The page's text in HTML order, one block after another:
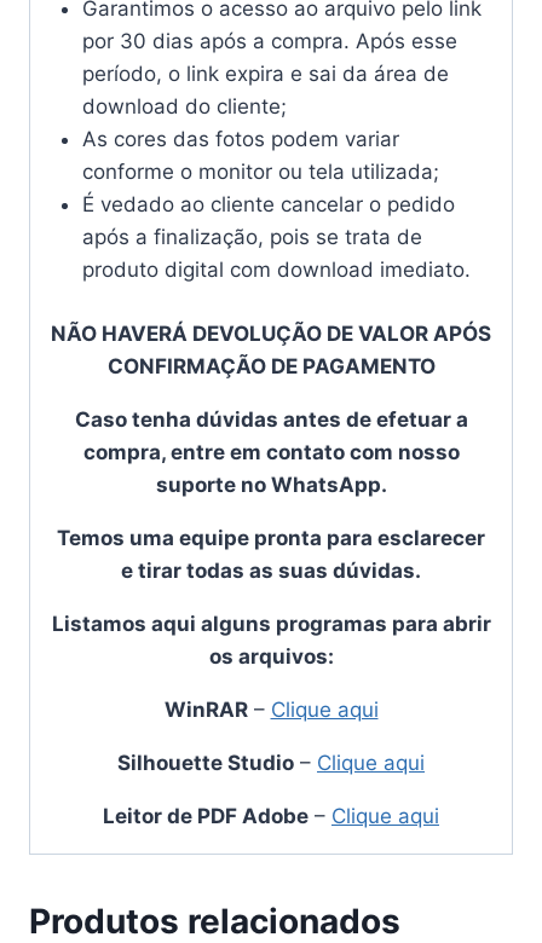
Garantimos o acesso ao arquivo pelo link
por 30 dias após a compra. Após esse
período, o link expira e sai da área de
download do cliente;
As cores das fotos podem variar
conforme o monitor ou tela utilizada;
É vedado ao cliente cancelar o pedido
após a finalização, pois se trata de
produto digital com download imediato.
NÃO HAVERÁ DEVOLUÇÃO DE VALOR APÓS
CONFIRMAÇÃO DE PAGAMENTO
Caso tenha dúvidas antes de efetuar a
compra, entre em contato com nosso
suporte no WhatsApp.
Temos uma equipe pronta para esclarecer
e tirar todas as suas dúvidas.
Listamos aqui alguns programas para abrir
os arquivos:
WinRAR– Clique aqui
Silhouette Studio – Clique aqui
Leitor de PDF Adobe – Clique aqui
Produtos relacionados